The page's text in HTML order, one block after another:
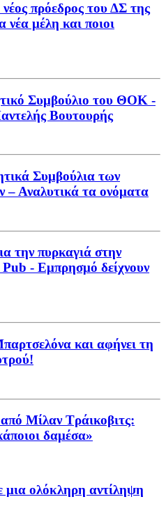
πρόεδρος του ΔΣ της
μέλη και ποιοι
Συμβούλιο του ΘΟΚ -
Βουτουρής
Συμβούλια των
– Αναλυτικά τα ονόματα
την πυρκαγιά στην
- Εμπρησμό δείχνουν
και αφήνει τη
Μίλαν Τράικοβιτς:
δαμέσα»
ολόκληρη αντίληψη